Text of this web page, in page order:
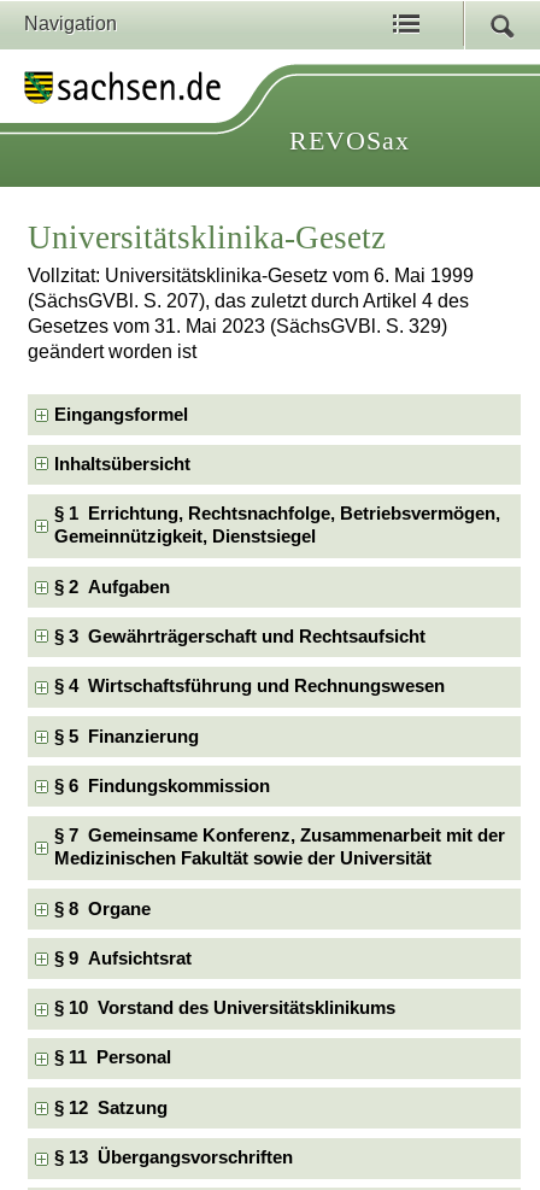
Navigation
REVOSax
Universitätsklinika-Gesetz
Vollzitat: Universitätsklinika-Gesetz vom 6. Mai 1999
(SächsGVBl. S. 207), das zuletzt durch Artikel 4 des
Gesetzes vom 31. Mai 2023 (SächsGVBl. S. 329)
geändert worden ist
Eingangsformel
Inhaltsübersicht
§ 1 Errichtung, Rechtsnachfolge, Betriebsvermögen,
Gemeinnützigkeit, Dienstsiegel
§ 2 Aufgaben
§ 3 Gewährträgerschaft und Rechtsaufsicht
§ 4 Wirtschaftsführung und Rechnungswesen
§ 5 Finanzierung
§ 6 Findungskommission
§ 7 Gemeinsame Konferenz, Zusammenarbeit mit der
Medizinischen Fakultät sowie der Universität
§ 8 Organe
§ 9 Aufsichtsrat
§ 10 Vorstand des Universitätsklinikums
§ 11 Personal
§ 12 Satzung
§ 13 Übergangsvorschriften